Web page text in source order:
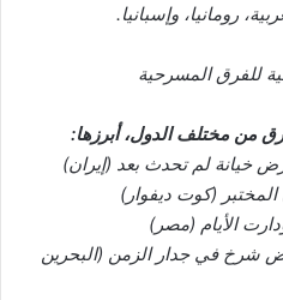
رومانيا، وإسبانيا.
للفرق المسرحية
من مختلف الدول، أبرزها:
خيانة لم تحدث بعد (إيران)
الأيام (مصر)
شرخ في جدار الزمن (البحرين